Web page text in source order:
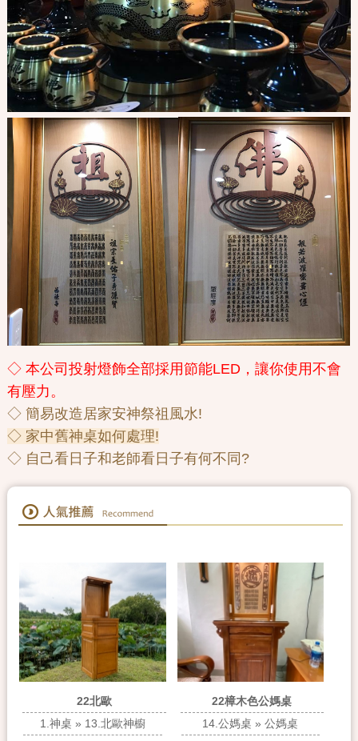
◇ 本公司投射燈飾全部採用節能LED，讓你使用不會
有壓力。
◇ 簡易改造居家安神祭祖風水!
◇ 家中舊神桌如何處理!
◇ 自己看日子和老師看日子有何不同?
22北歐
1.神桌 » 13.北歐神櫥
22樟木色公媽桌
14.公媽桌 » 公媽桌